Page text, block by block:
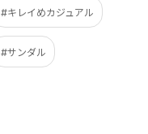
#キレイめカジュアル
#サンダル